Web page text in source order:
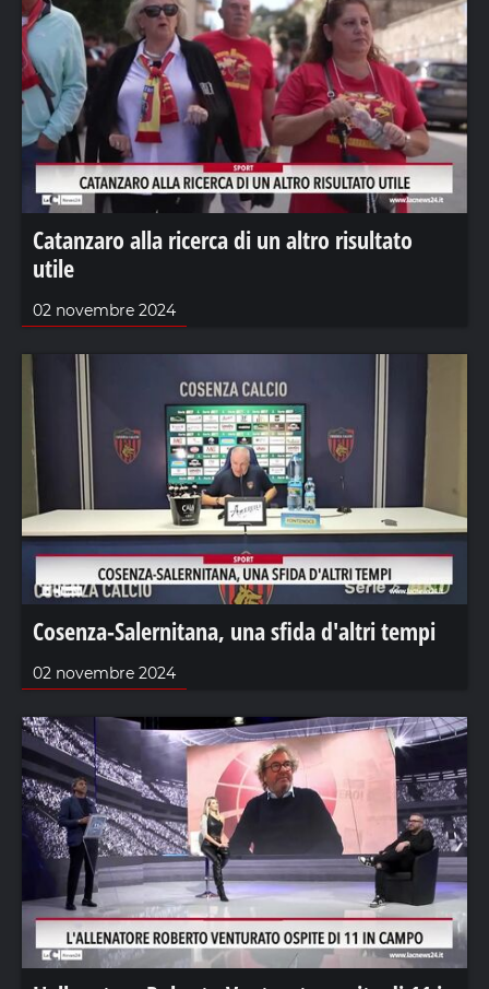
Catanzaro alla ricerca di un altro risultato
utile
02 novembre 2024
Cosenza-Salernitana, una sfida d'altri tempi
02 novembre 2024